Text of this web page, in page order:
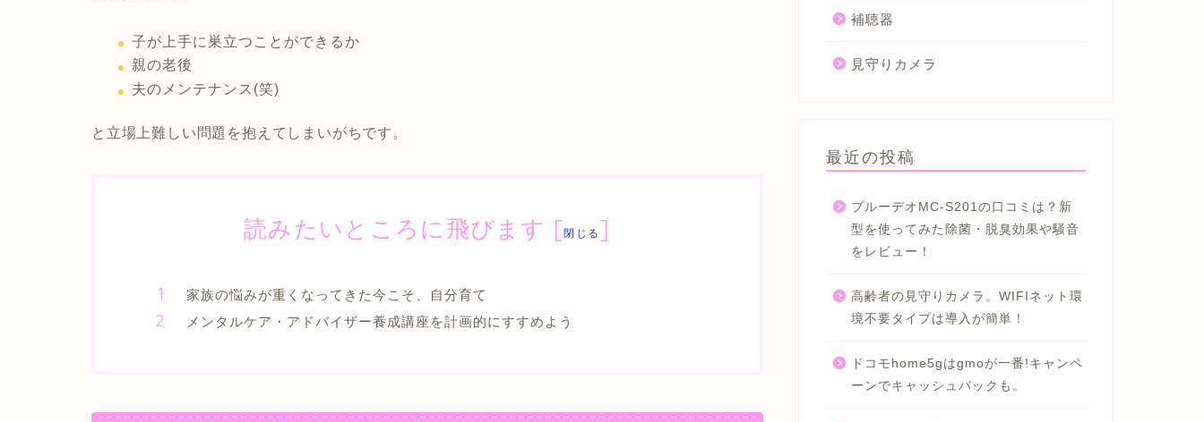
子が上手に巣立つことができるか
親の老後
夫のメンテナンス(笑)
と立場上難しい問題を抱えてしまいがちです。
読みたいところに飛びます [閉じる ]
家族の悩みが重くなってきた今こそ、自分育て
メンタルケア・アドバイザー養成講座を計画的にすすめよう
補聴器
見守りカメラ
最近の投稿
ブルーデオMC-S201の口コミは？新
型を使ってみた除菌・脱臭効果や騒音
をレビュー！
高齢者の見守りカメラ。WIFIネット環
境不要タイプは導入が簡単！
ドコモhome5gはgmoが一番!キャンペ
ーンでキャッシュバックも。